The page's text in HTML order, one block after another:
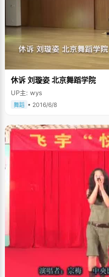
休诉 刘璇姿 北京舞蹈学院
UP主: wys
舞蹈 • 2016/6/8